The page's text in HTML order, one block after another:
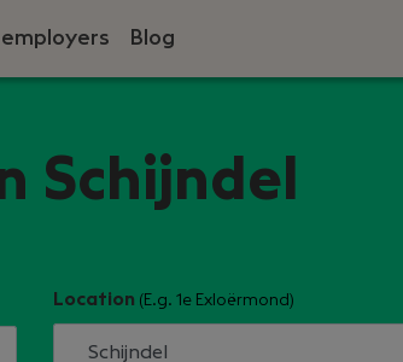
employers Blog
Schijndel
Location (E.g. 1e Exloërmond)